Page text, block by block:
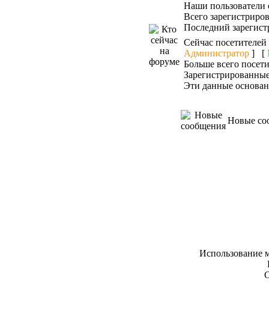
Наши
Всего
Последний
Сейчас
Администратор ] [
Больше всего
Эти данные
Новые
Использование